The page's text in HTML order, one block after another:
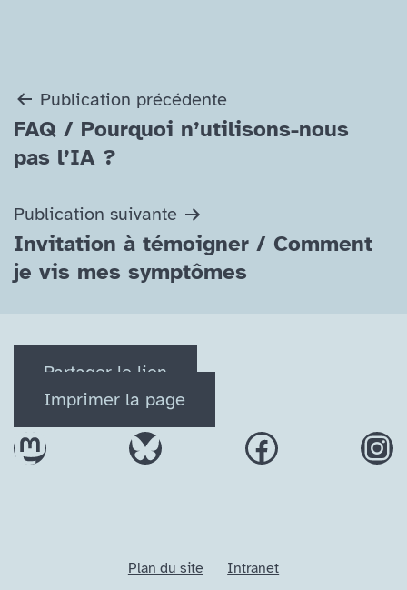
Navigation
de
Publication précédente
FAQ /​ Pourquoi n’utilisons-​nous
pas l’IA ?
Publication suivante
Invitation à témoigner /​ Comment
je vis mes symptômes
Partager le lien
Imprimer la page
MastodonBluesky Facebook
Plan du site Intranet